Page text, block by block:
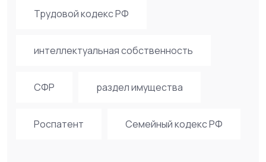
Трудовой кодекс РФ
интеллектуальная собственность
СФР раздел имущества
Роспатент Семейный кодекс РФ